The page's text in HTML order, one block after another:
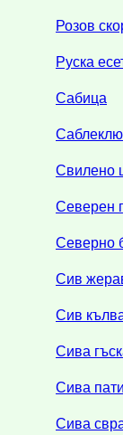
Розов
Руска
Сабица
Свилено
Северен
Северно
Сив
Сив
Сива
Сива
Сива